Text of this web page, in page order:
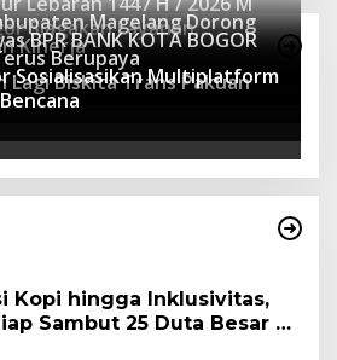
Siagakan Layanan
Magelang Dorong
Kinerja
BPR BANK KOTA BOGOR
Berupaya
Lagi Biskita Trans Pakuan
Sosialisasikan Multiplatform
Kopi hingga Inklusivitas,
Sambut 25 Duta Besar di
2026